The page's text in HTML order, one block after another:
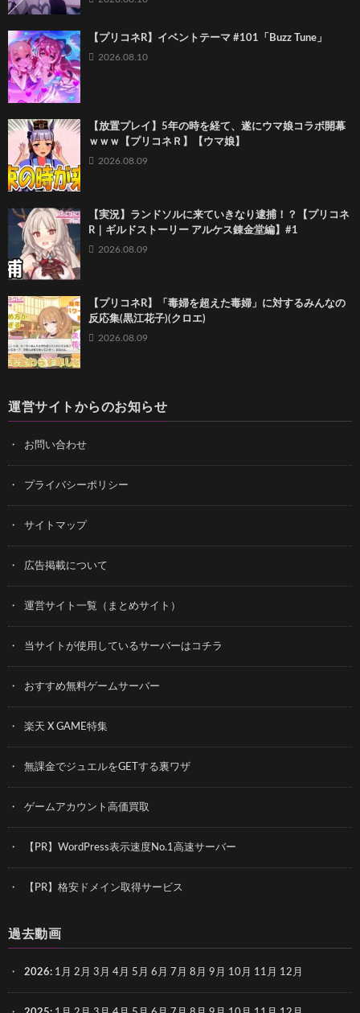
【プリコネR】イベントテーマ #101「Buzz Tune」
2026.08.10
【放置プレイ】5年の時を経て、遂にウマ娘コラボ開幕
ｗｗｗ【プリコネＲ】【ウマ娘】
2026.08.09
【実況】ランドソルに来ていきなり逮捕！？【プリコネ
R｜ギルドストーリー アルケス錬金堂編】#1
2026.08.09
【プリコネR】「毒婦を超えた毒婦」に対するみんなの
反応集(黒江花子)(クロエ)
2026.08.09
運営サイトからのお知らせ
お問い合わせ
プライバシーポリシー
サイトマップ
広告掲載について
運営サイト一覧（まとめサイト）
当サイトが使用しているサーバーはコチラ
おすすめ無料ゲームサーバー
楽天 X GAME特集
無課金でジュエルをGETする裏ワザ
ゲームアカウント高価買取
【PR】WordPress表示速度No.1高速サーバー
【PR】格安ドメイン取得サービス
過去動画
2026: 1月 2月 3月 4月 5月 6月 7月 8月 9月 10月 11月 12月